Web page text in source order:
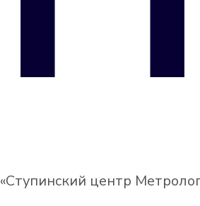
«Ступинский центр